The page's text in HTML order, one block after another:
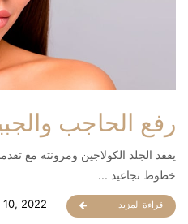
رفع الحاجب
يفقد الجلد الكولاجين ومرونته مع
خطوط تجاعيد ...
قراءة المزيد 10, 2022